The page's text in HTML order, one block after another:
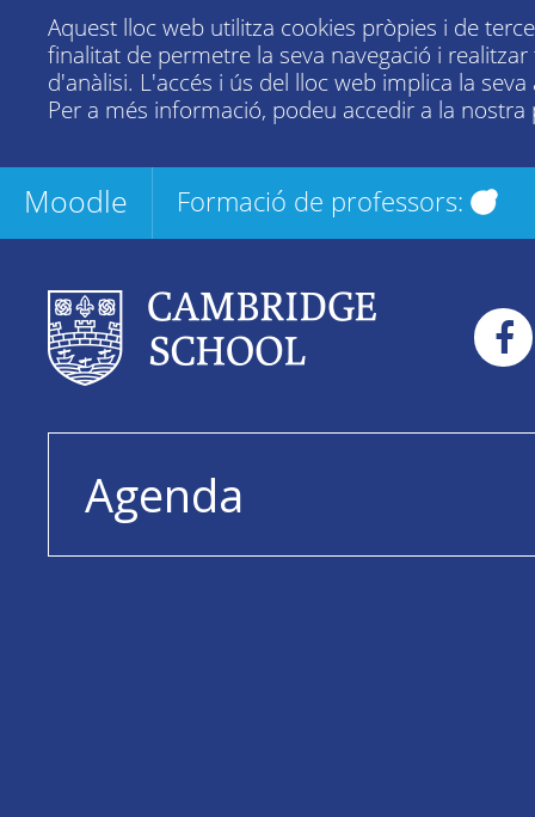
Aquest lloc web utilitza cookies pròpies i de
finalitat de permetre la seva navegació i realitzar
d'anàlisi. L'accés i ús del lloc web implica la seva
Per a més informació, podeu accedir a la nostra
Moodle Formació de professors:
Agenda